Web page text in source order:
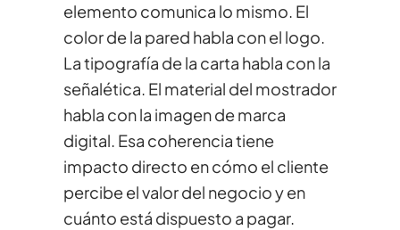
elemento comunica lo mismo. El
color de la pared habla con el logo.
La tipografía de la carta habla con la
señalética. El material del mostrador
habla con la imagen de marca
digital. Esa coherencia tiene
impacto directo en cómo el cliente
percibe el valor del negocio y en
cuánto está dispuesto a pagar.